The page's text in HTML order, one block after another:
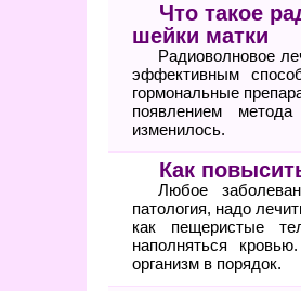
Что такое
шейки матки
Радиоволновое
эффективным
гормональные
появлением
изменилось.
Как
Любое
патология, надо
как пещеристые
наполняться
организм в порядок.